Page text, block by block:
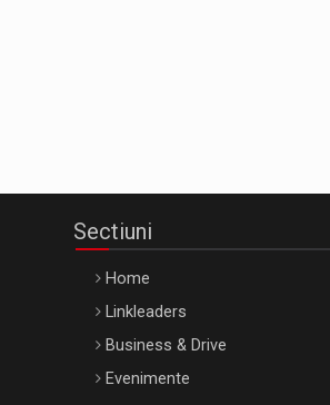
Sectiuni
Home
Linkleaders
Business & Drive
Evenimente